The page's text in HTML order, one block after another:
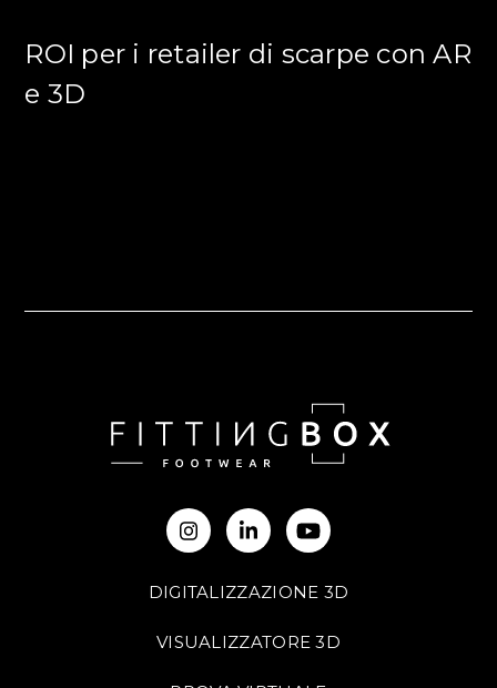
ROI per i retailer di scarpe con AR
e 3D
DIGITALIZZAZIONE 3D
VISUALIZZATORE 3D